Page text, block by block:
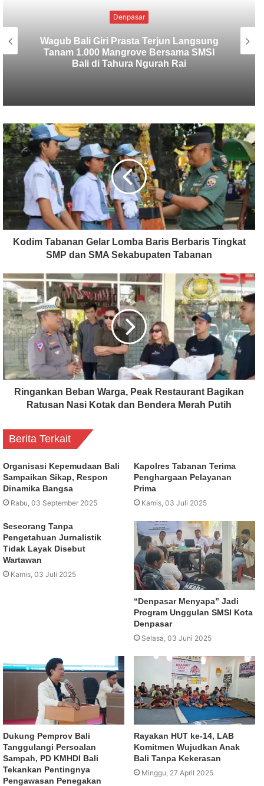
Uncategorized
SMSI Bali Tanam 1.000 Mangrove di
Tahura Ngurah Rai dalam Rangka HPN
2026
Kodim Tabanan Gelar Lomba Baris Berbaris Tingkat
SMP dan SMA Sekabupaten Tabanan
Ringankan Beban Warga, Peak Restaurant Bagikan
Ratusan Nasi Kotak dan Bendera Merah Putih
Berita Terkait
Organisasi Kepemudaan Bali
Sampaikan Sikap, Respon
Dinamika Bangsa
Rabu, 03 September 2025
Kapolres Tabanan Terima
Penghargaan Pelayanan
Prima
Kamis, 03 Juli 2025
Seseorang Tanpa
Pengetahuan Jurnalistik
Tidak Layak Disebut
Wartawan
Kamis, 03 Juli 2025
“Denpasar Menyapa” Jadi
Program Unggulan SMSI Kota
Denpasar
Selasa, 03 Juni 2025
Dukung Pemprov Bali
Tanggulangi Persoalan
Sampah, PD KMHDI Bali
Tekankan Pentingnya
Pengawasan Penegakan
Rayakan HUT ke-14, LAB
Komitmen Wujudkan Anak
Bali Tanpa Kekerasan
Minggu, 27 April 2025